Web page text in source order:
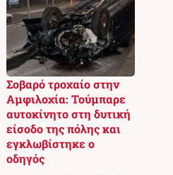
Σοβαρό τροχαίο στην
Αμφιλοχία: Τούμπαρε
αυτοκίνητο στη δυτική
είσοδο της πόλης και
εγκλωβίστηκε ο
οδηγός